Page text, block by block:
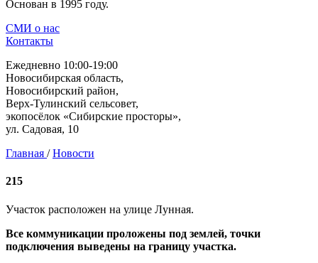
Основан в 1995 году.
СМИ о нас
Контакты
Ежедневно 10:00-19:00
Новосибирская область,
Новосибирский район,
Верх-Тулинский сельсовет,
экопосёлок «Сибирские просторы»,
ул. Садовая, 10
Главная / Новости
215
Участок расположен на улице Лунная.
Все коммуникации проложены под землей, точки
подключения выведены на границу участка.